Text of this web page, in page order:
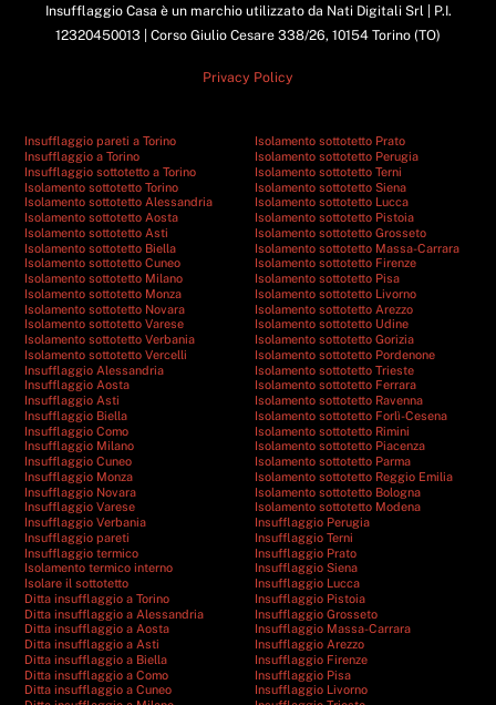
Insufflaggio Casa è un marchio utilizzato da Nati Digitali Srl | P.I.
12320450013 | Corso Giulio Cesare 338/26, 10154 Torino (TO)
Privacy Policy
Insufflaggio pareti a Torino
Insufflaggio a Torino
Insufflaggio sottotetto a Torino
Isolamento sottotetto Torino
Isolamento sottotetto Alessandria
Isolamento sottotetto Aosta
Isolamento sottotetto Asti
Isolamento sottotetto Biella
Isolamento sottotetto Cuneo
Isolamento sottotetto Milano
Isolamento sottotetto Monza
Isolamento sottotetto Novara
Isolamento sottotetto Varese
Isolamento sottotetto Verbania
Isolamento sottotetto Vercelli
Insufflaggio Alessandria
Insufflaggio Aosta
Insufflaggio Asti
Insufflaggio Biella
Insufflaggio Como
Insufflaggio Milano
Insufflaggio Cuneo
Insufflaggio Monza
Insufflaggio Novara
Insufflaggio Varese
Insufflaggio Verbania
Insufflaggio pareti
Insufflaggio termico
Isolamento termico interno
Isolare il sottotetto
Ditta insufflaggio a Torino
Ditta insufflaggio a Alessandria
Ditta insufflaggio a Aosta
Ditta insufflaggio a Asti
Ditta insufflaggio a Biella
Ditta insufflaggio a Como
Ditta insufflaggio a Cuneo
Isolamento sottotetto Prato
Isolamento sottotetto Perugia
Isolamento sottotetto Terni
Isolamento sottotetto Siena
Isolamento sottotetto Lucca
Isolamento sottotetto Pistoia
Isolamento sottotetto Grosseto
Isolamento sottotetto Massa-Carrara
Isolamento sottotetto Firenze
Isolamento sottotetto Pisa
Isolamento sottotetto Livorno
Isolamento sottotetto Arezzo
Isolamento sottotetto Udine
Isolamento sottotetto Gorizia
Isolamento sottotetto Pordenone
Isolamento sottotetto Trieste
Isolamento sottotetto Ferrara
Isolamento sottotetto Ravenna
Isolamento sottotetto Forlì-Cesena
Isolamento sottotetto Rimini
Isolamento sottotetto Piacenza
Isolamento sottotetto Parma
Isolamento sottotetto Reggio Emilia
Isolamento sottotetto Bologna
Isolamento sottotetto Modena
Insufflaggio Perugia
Insufflaggio Terni
Insufflaggio Prato
Insufflaggio Siena
Insufflaggio Lucca
Insufflaggio Pistoia
Insufflaggio Grosseto
Insufflaggio Massa-Carrara
Insufflaggio Arezzo
Insufflaggio Firenze
Insufflaggio Pisa
Insufflaggio Livorno